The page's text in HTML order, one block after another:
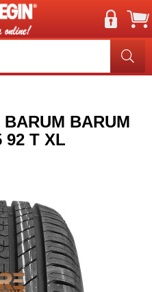
BARUM
92 T XL